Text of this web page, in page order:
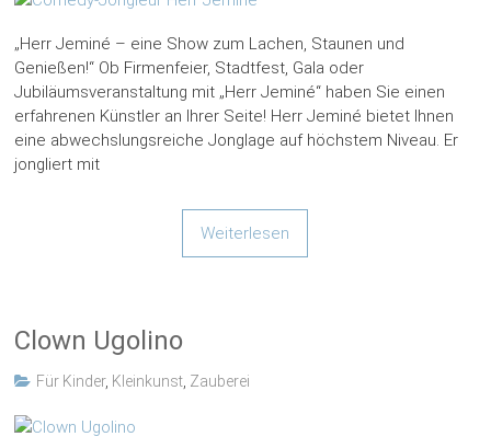
„Herr Jeminé – eine Show zum Lachen, Staunen und
Genießen!“ Ob Firmenfeier, Stadtfest, Gala oder
Jubiläumsveranstaltung mit „Herr Jeminé“ haben Sie einen
erfahrenen Künstler an Ihrer Seite! Herr Jeminé bietet Ihnen
eine abwechslungsreiche Jonglage auf höchstem Niveau. Er
jongliert mit
Weiterlesen
Clown Ugolino
Für Kinder, Kleinkunst Zauberei